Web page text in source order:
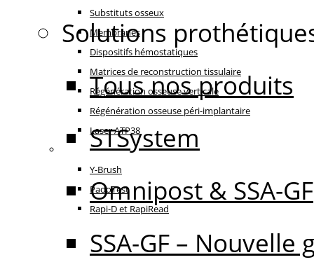
Substituts osseux
Membranes
Dispositifs hémostatiques
Matrices de reconstruction tissulaire
Régénération osseuse verticale
Régénération osseuse péri-implantaire
Laser ATP38
Oral Care
Y-Brush
PadoTest
Rapi-D et RapiRead
Solutions
Tous nos produits
STSystem
Omnipost & SSA-GF
SSA-GF – Nouvelle